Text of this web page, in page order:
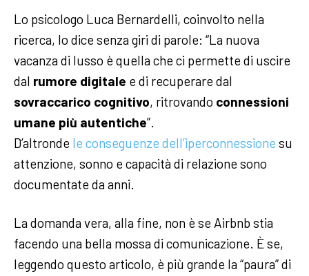
Lo psicologo Luca Bernardelli, coinvolto nella
ricerca, lo dice senza giri di parole: “La nuova
vacanza di lusso è quella che ci permette di uscire
dal rumore digitale e di recuperare dal
sovraccarico cognitivo, ritrovando connessioni
umane più autentiche”.
D’altronde le conseguenze dell’iperconnessione su
attenzione, sonno e capacità di relazione sono
documentate da anni.
La domanda vera, alla fine, non è se Airbnb stia
facendo una bella mossa di comunicazione. È se,
leggendo questo articolo, è più grande la “paura” di